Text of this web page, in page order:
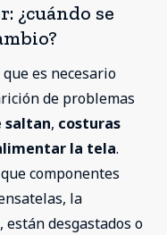
¿cuándo se
es necesario
de problemas
saltan, costuras
la tela.
componentes
la
están desgastados o